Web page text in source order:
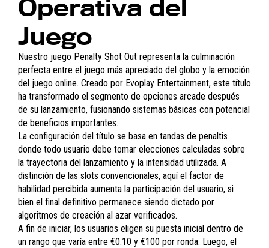
Operativa del
Juego
Nuestro juego Penalty Shot Out representa la culminación
perfecta entre el juego más apreciado del globo y la emoción
del juego online. Creado por Evoplay Entertainment, este título
ha transformado el segmento de opciones arcade después
de su lanzamiento, fusionando sistemas básicas con potencial
de beneficios importantes.
La configuración del título se basa en tandas de penaltis
donde todo usuario debe tomar elecciones calculadas sobre
la trayectoria del lanzamiento y la intensidad utilizada. A
distinción de las slots convencionales, aquí el factor de
habilidad percibida aumenta la participación del usuario, si
bien el final definitivo permanece siendo dictado por
algoritmos de creación al azar verificados.
A fin de iniciar, los usuarios eligen su puesta inicial dentro de
un rango que varía entre €0.10 y €100 por ronda. Luego, el